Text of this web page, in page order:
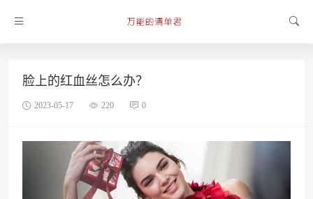
脸上的红血丝怎么办？
2023-05-17 220 0